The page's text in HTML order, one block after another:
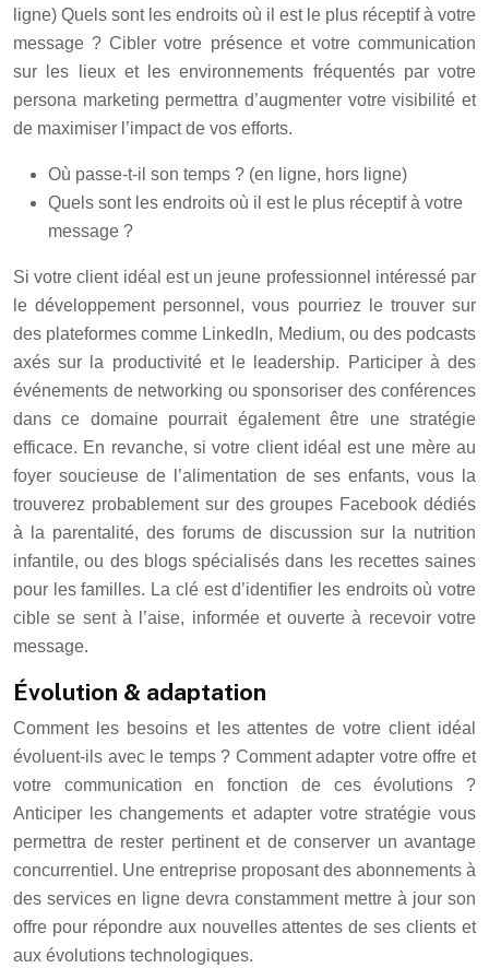
ligne) Quels sont les endroits où il est le plus réceptif à votre
message ? Cibler votre présence et votre communication
sur les lieux et les environnements fréquentés par votre
persona marketing permettra d’augmenter votre visibilité et
de maximiser l’impact de vos efforts.
Où passe-t-il son temps ? (en ligne, hors ligne)
Quels sont les endroits où il est le plus réceptif à votre
message ?
Si votre client idéal est un jeune professionnel intéressé par
le développement personnel, vous pourriez le trouver sur
des plateformes comme LinkedIn, Medium, ou des podcasts
axés sur la productivité et le leadership. Participer à des
événements de networking ou sponsoriser des conférences
dans ce domaine pourrait également être une stratégie
efficace. En revanche, si votre client idéal est une mère au
foyer soucieuse de l’alimentation de ses enfants, vous la
trouverez probablement sur des groupes Facebook dédiés
à la parentalité, des forums de discussion sur la nutrition
infantile, ou des blogs spécialisés dans les recettes saines
pour les familles. La clé est d’identifier les endroits où votre
cible se sent à l’aise, informée et ouverte à recevoir votre
message.
Évolution & adaptation
Comment les besoins et les attentes de votre client idéal
évoluent-ils avec le temps ? Comment adapter votre offre et
votre communication en fonction de ces évolutions ?
Anticiper les changements et adapter votre stratégie vous
permettra de rester pertinent et de conserver un avantage
concurrentiel. Une entreprise proposant des abonnements à
des services en ligne devra constamment mettre à jour son
offre pour répondre aux nouvelles attentes de ses clients et
aux évolutions technologiques.